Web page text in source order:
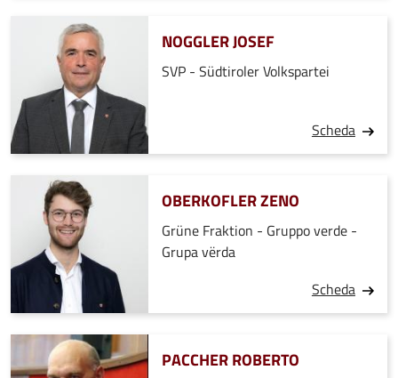
NOGGLER JOSEF
SVP - Südtiroler Volkspartei
Scheda
OBERKOFLER ZENO
Grüne Fraktion - Gruppo verde -
Grupa vërda
Scheda
PACCHER ROBERTO